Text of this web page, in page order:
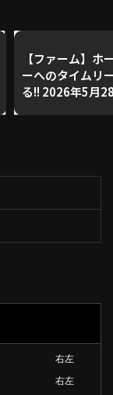
…）
【ファーム】ホ
ーへのタイムリ
る!! 2026年5月
右左
右左